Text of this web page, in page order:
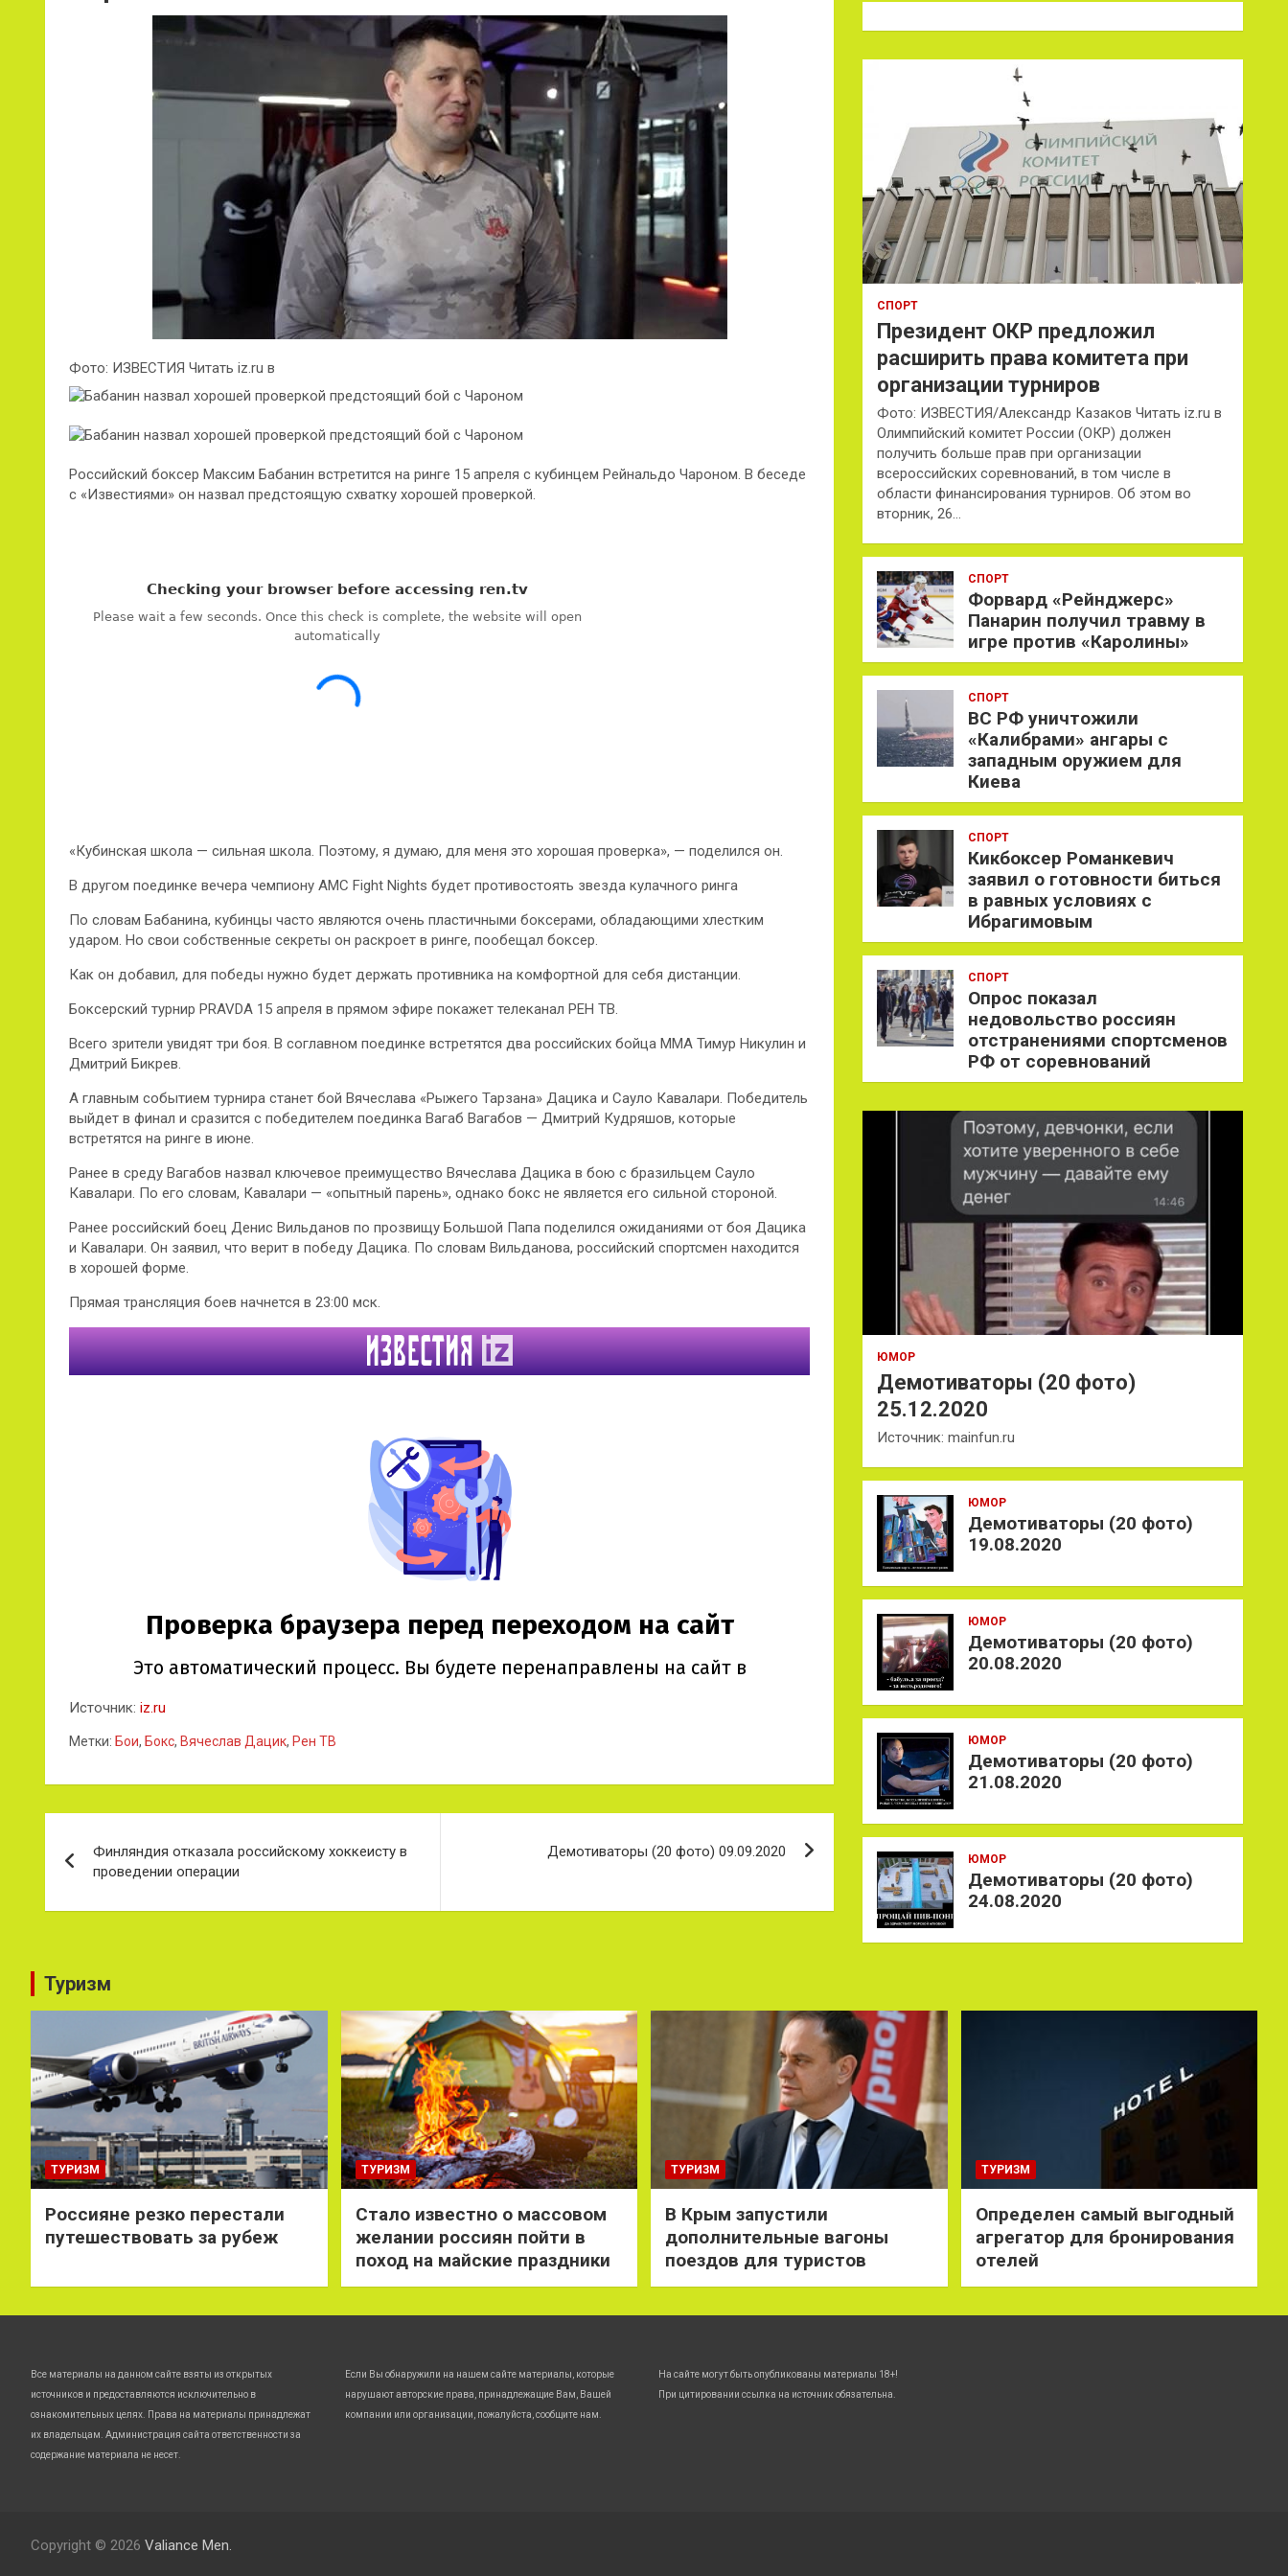
Фото: ИЗВЕСТИЯ Читать iz.ru в
Российский боксер Максим Бабанин встретится на ринге 15 апреля с кубинцем Рейнальдо Чароном. В беседе
с «Известиями» он назвал предстоящую схватку хорошей проверкой.
«Кубинская школа — сильная школа. Поэтому, я думаю, для меня это хорошая проверка», — поделился он.
В другом поединке вечера чемпиону AMC Fight Nights будет противостоять звезда кулачного ринга
По словам Бабанина, кубинцы часто являются очень пластичными боксерами, обладающими хлестким
ударом. Но свои собственные секреты он раскроет в ринге, пообещал боксер.
Как он добавил, для победы нужно будет держать противника на комфортной для себя дистанции.
Боксерский турнир PRAVDA 15 апреля в прямом эфире покажет телеканал РЕН ТВ.
Всего зрители увидят три боя. В соглавном поединке встретятся два российских бойца MMA Тимур Никулин и
Дмитрий Бикрев.
А главным событием турнира станет бой Вячеслава «Рыжего Тарзана» Дацика и Сауло Кавалари. Победитель
выйдет в финал и сразится с победителем поединка Вагаб Вагабов — Дмитрий Кудряшов, которые
встретятся на ринге в июне.
Ранее в среду Вагабов назвал ключевое преимущество Вячеслава Дацика в бою с бразильцем Сауло
Кавалари. По его словам, Кавалари — «опытный парень», однако бокс не является его сильной стороной.
Ранее российский боец Денис Вильданов по прозвищу Большой Папа поделился ожиданиями от боя Дацика
и Кавалари. Он заявил, что верит в победу Дацика. По словам Вильданова, российский спортсмен находится
в хорошей форме.
Прямая трансляция боев начнется в 23:00 мск.
Источник: iz.ru
Метки: Бои, Бокс, Вячеслав Дацик, Рен ТВ
по
записям
Финляндия отказала российскому хоккеисту в
проведении операции
Демотиваторы (20 фото) 09.09.2020
к
СПОРТ
Президент ОКР предложил
расширить права комитета при
организации турниров
Фото: ИЗВЕСТИЯ/Александр Казаков Читать iz.ru в
Олимпийский комитет России (ОКР) должен
получить больше прав при организации
всероссийских соревнований, в том числе в
области финансирования турниров. Об этом во
вторник, 26…
СПОРТ
Форвард «Рейнджерс»
Панарин получил травму в
игре против «Каролины»
СПОРТ
ВС РФ уничтожили
«Калибрами» ангары с
западным оружием для
Киева
СПОРТ
Кикбоксер Романкевич
заявил о готовности биться
в равных условиях с
Ибрагимовым
СПОРТ
Опрос показал
недовольство россиян
отстранениями спортсменов
РФ от соревнований
ЮМОР
Демотиваторы (20 фото)
25.12.2020
Источник: mainfun.ru
ЮМОР
Демотиваторы (20 фото)
19.08.2020
ЮМОР
Демотиваторы (20 фото)
20.08.2020
ЮМОР
Демотиваторы (20 фото)
21.08.2020
ЮМОР
Демотиваторы (20 фото)
24.08.2020
Туризм
ТУРИЗМ
Россияне резко перестали
путешествовать за рубеж
ТУРИЗМ
Стало известно о массовом
желании россиян пойти в
поход на майские праздники
ТУРИЗМ
В Крым запустили
дополнительные вагоны
поездов для туристов
ТУРИЗМ
Определен самый выгодный
агрегатор для бронирования
отелей
Все материалы на данном сайте взяты из открытых
источников и предоставляются исключительно в
ознакомительных целях. Права на материалы принадлежат
их владельцам. Администрация сайта ответственности за
содержание материала не несет.
Если Вы обнаружили на нашем сайте материалы, которые
нарушают авторские права, принадлежащие Вам, Вашей
компании или организации, пожалуйста, сообщите нам.
На сайте могут быть опубликованы материалы 18+!
При цитировании ссылка на источник обязательна.
Copyright © 2026 Valiance Men.